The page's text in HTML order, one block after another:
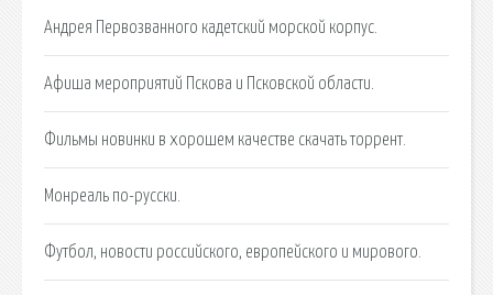
Андрея Первозванного кадетский морской корпус.
Афиша мероприятий Пскова и Псковской области.
Фильмы новинки в хорошем качестве скачать торрент.
Монреаль по-русски.
Футбол, новости российского, европейского и мирового.